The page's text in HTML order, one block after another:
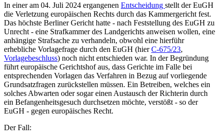
In einer am 04. Juli 2024 ergangenen Entscheidung stellt der EuGH
die Verletzung europäischen Rechts durch das Kammergericht fest.
Das höchste Berliner Gericht hatte - nach Feststellung des EuGH zu
Unrecht - eine Strafkammer des Landgerichts anweisen wollen, eine
anhängige Strafsache zu verhandeln, obwohl eine hierführ
erhebliche Vorlagefrage durch den EuGH (hierC-675/23,
Vorlagebeschluss) noch nicht entschieden war. In der Begründung
führt europäische Gerichtshof aus, dass Gerichte im Falle bei
entsprechenden Vorlagen das Verfahren in Bezug auf vorliegende
Grundsatzfragen zurückstellen müssen. Ein Betreiben, welches ein
solches Abwarten oder sogar einen Austausch der Richterin durch
ein Befangenheitsgesuch durchsetzen möchte, verstößt - so der
EuGH - gegen europäisches Recht.
Der Fall: